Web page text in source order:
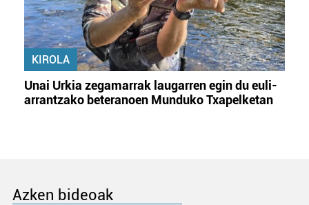
KIROLA
Unai Urkia zegamarrak laugarren egin du euli-
arrantzako beteranoen Munduko Txapelketan
Azken bideoak